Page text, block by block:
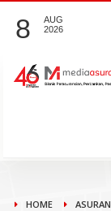
8
AUG
2026
HOME